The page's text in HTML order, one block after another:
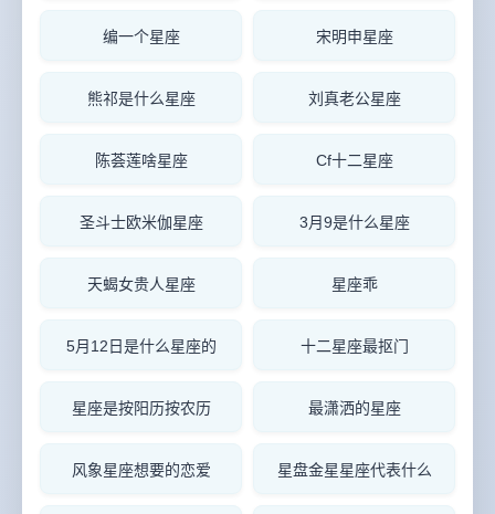
编一个星座 宋明申星座
熊祁是什么星座 刘真老公星座
陈荟莲啥星座 Cf十二星座
圣斗士欧米伽星座 3月9是什么星座
天蝎女贵人星座 星座乖
5月12日是什么星座的 十二星座最抠门
星座是按阳历按农历 最潇洒的星座
风象星座想要的恋爱 星盘金星星座代表什么